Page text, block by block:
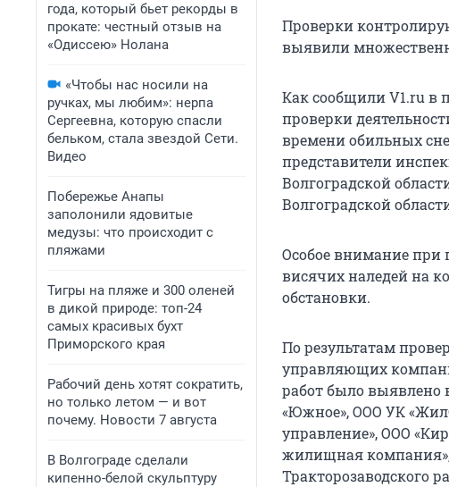
года, который бьет рекорды в
прокате: честный отзыв на
«Одиссею» Нолана
«Чтобы нас носили на
ручках, мы любим»: нерпа
Сергеевна, которую спасли
бельком, стала звездой Сети.
Видео
Побережье Анапы
заполонили ядовитые
медузы: что происходит с
пляжами
Тигры на пляже и 300 оленей
в дикой природе: топ-24
самых красивых бухт
Приморского края
Рабочий день хотят сократить,
но только летом — и вот
почему. Новости 7 августа
В Волгограде сделали
кипенно-белой скульптуру
Проверки
выявили
Как сообщили V1.ru в
проверки
времени обильных
представители
Волгоградской
Волгоградской
Особое внимание при
висячих наледей на
обстановки.
По результатам
управляющих
работ было выявлено
«Южное», ООО УК
управление», ООО
жилищная
Тракторозаводского